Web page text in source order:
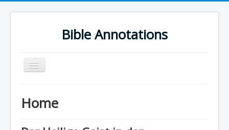
Bible Annotations
Toggle
Navigation
Urdu Geo Version
English
Home